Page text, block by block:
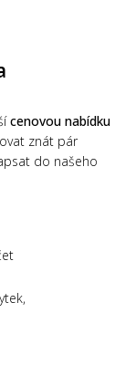
cenovou nabídku
znát pár
do našeho